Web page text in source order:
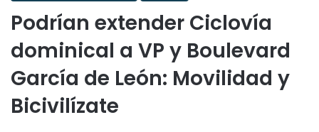
Podrían extender Ciclovía
dominical a VP y Boulevard
García de León: Movilidad y
Bicivilízate